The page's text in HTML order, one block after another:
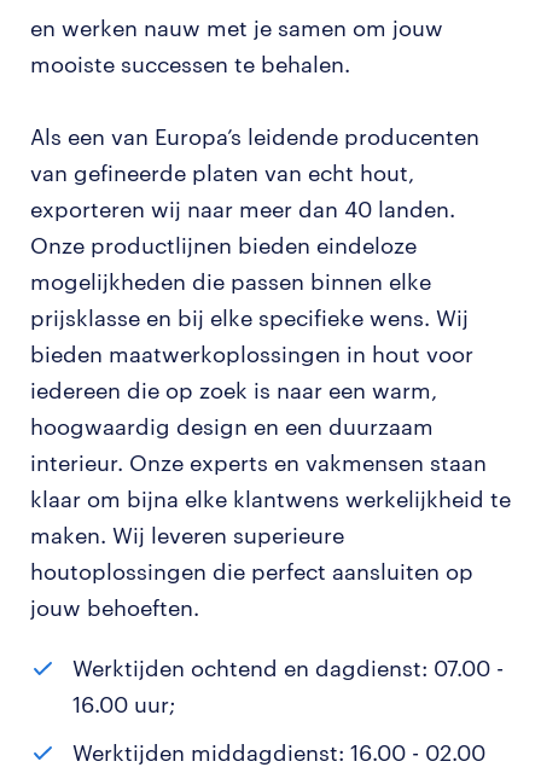
en werken nauw met je samen om jouw
mooiste successen te behalen.
Als een van Europa’s leidende producenten
van gefineerde platen van echt hout,
exporteren wij naar meer dan 40 landen.
Onze productlijnen bieden eindeloze
mogelijkheden die passen binnen elke
prijsklasse en bij elke specifieke wens. Wij
bieden maatwerkoplossingen in hout voor
iedereen die op zoek is naar een warm,
hoogwaardig design en een duurzaam
interieur. Onze experts en vakmensen staan
klaar om bijna elke klantwens werkelijkheid te
maken. Wij leveren superieure
houtoplossingen die perfect aansluiten op
jouw behoeften.
Werktijden ochtend en dagdienst: 07.00 -
16.00 uur;
Werktijden middagdienst: 16.00 - 02.00